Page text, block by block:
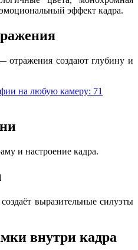
эффект кадра.
отражения создают глубину и
и настроение кадра.
выразительные силуэты
внутри кадра